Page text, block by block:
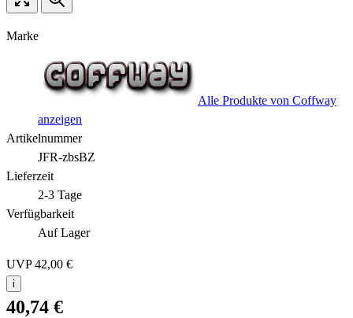
Marke
Alle Produkte von Coffway
anzeigen
Artikelnummer
JFR-zbsBZ
Lieferzeit
2-3 Tage
Verfügbarkeit
Auf Lager
UVP42,00 €
i
40,74 €